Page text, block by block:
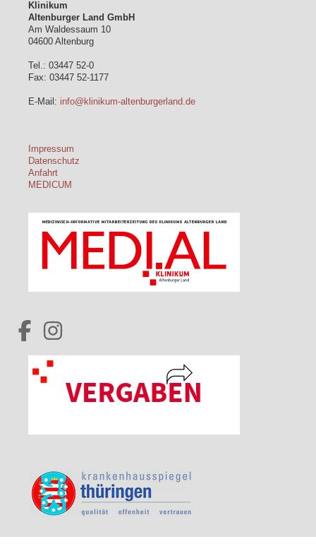
Klinikum
Altenburger Land GmbH
Am Waldessaum 10
04600 Altenburg
Tel.: 03447 52-0
Fax: 03447 52-1177
E-Mail: info@klinikum-altenburgerland.de
Impressum
Datenschutz
Anfahrt
MEDICUM